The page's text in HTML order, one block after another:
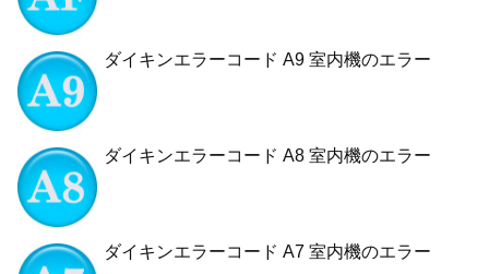
ダイキンエラーコード A9 室内機のエラー
ダイキンエラーコード A8 室内機のエラー
ダイキンエラーコード A7 室内機のエラー